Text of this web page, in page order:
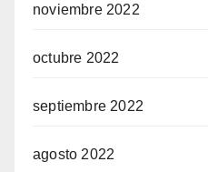
noviembre 2022
octubre 2022
septiembre 2022
agosto 2022